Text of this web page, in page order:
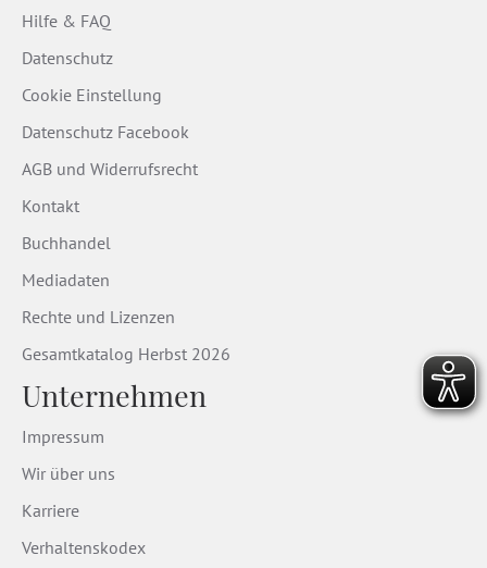
Hilfe & FAQ
Datenschutz
Cookie Einstellung
Datenschutz Facebook
AGB und Widerrufsrecht
Kontakt
Buchhandel
Mediadaten
Rechte und Lizenzen
Gesamtkatalog Herbst 2026
Unternehmen
Impressum
Wir über uns
Karriere
Verhaltenskodex